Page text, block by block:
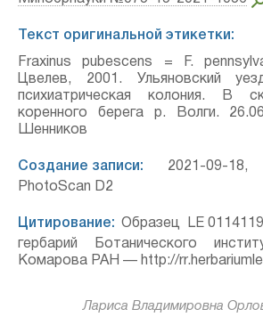
Текст оригинальной этикетки:
Fraxinus pubescens = F.
Цвелев, 2001. Ульяновский
психиатрическая колония. В
коренного берега р. Волги.
Шенников
Создание записи: 2021-09-18,
PhotoScan D2
Цитирование: Образец LE
гербарий Ботанического
Комарова РАН — http://
Лариса Владимировна